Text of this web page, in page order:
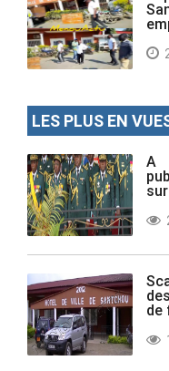
LES PLUS EN
A
de